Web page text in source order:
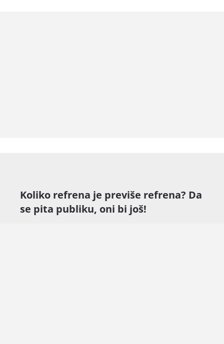
Koliko refrena je previše refrena? Da
se pita publiku, oni bi još!